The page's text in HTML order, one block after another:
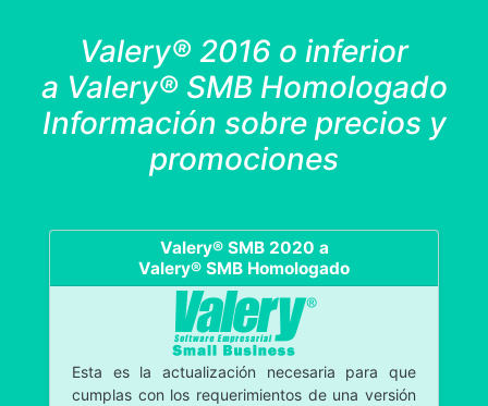
Valery® 2016 o inferior
a Valery® SMB Homologado
Información sobre precios y
promociones
Valery® SMB 2020 a
Valery® SMB Homologado
Esta es la actualización necesaria para que
cumplas con los requerimientos de una versión